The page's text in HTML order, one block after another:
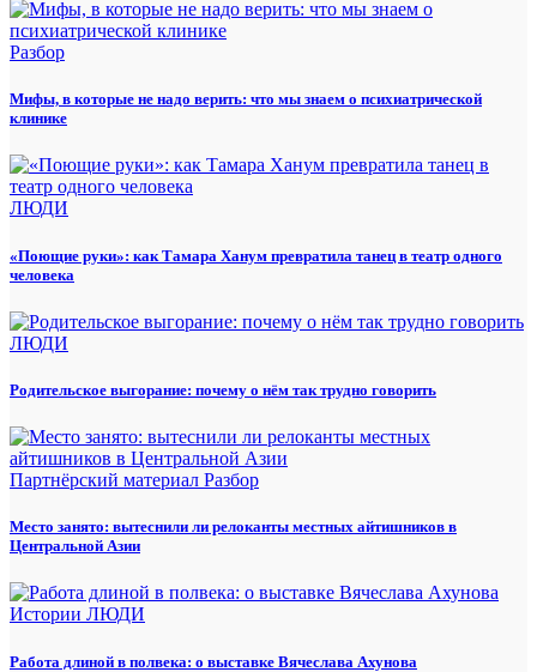
Разбор
Мифы, в которые не надо верить: что мы знаем о психиатрической
клинике
ЛЮДИ
«Поющие руки»: как Тамара Ханум превратила танец в театр одного
человека
ЛЮДИ
Родительское выгорание: почему о нём так трудно говорить
Партнёрский материал Разбор
Место занято: вытеснили ли релоканты местных айтишников в
Центральной Азии
Истории ЛЮДИ
Работа длиной в полвека: о выставке Вячеслава Ахунова